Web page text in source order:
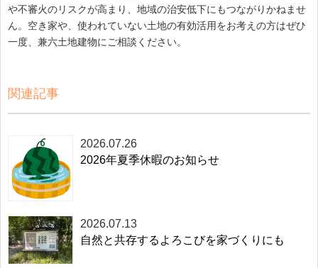
や不審火のリスクが高まり、地域の治安低下にもつながりかねませ
ん。空き家や、使われていない土地の有効活用をお考えの方はぜひ
一度、兼六土地建物にご相談ください。
関連記事
2026.07.26
2026年夏季休暇のお知らせ
2026.07.13
自然と共存するよろこびを家づくりにも